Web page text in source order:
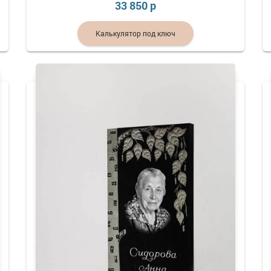
33 850 р
Калькулятор под ключ